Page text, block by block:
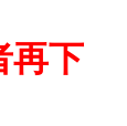
再下